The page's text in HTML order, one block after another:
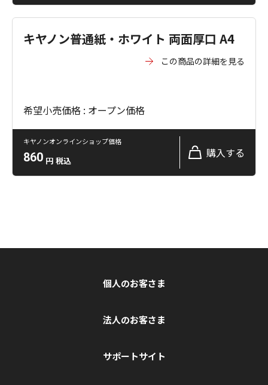
キヤノン普通紙・ホワイト 両面厚口 A4
この商品の詳細を見る
希望小売価格 : オープン価格
キヤノンオンラインショップ価格
860 円 税込
購入する
個人のお客さま
法人のお客さま
サポートサイト